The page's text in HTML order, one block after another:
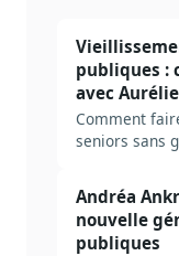
publiques :
avec
Comment
seniors sans
Andréa
nouvelle
publiques